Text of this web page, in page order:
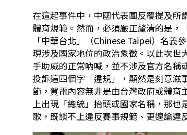
在這起事件中，中國代表團反覆提及
體育規範。然而，必須嚴正釐清的是
「中華台北」（Chinese Taipei）名義
現涉及國家地位的政治象徵。以此次
手助威的正常吶喊，並不涉及官方名
投訴這四個字「違規」，顯然是刻意滋
節，賀電內容無非是由台灣政府或體
上出現「總統」抬頭或國家名稱，那也
歌，既談不上違反賽事規範、更遑論違